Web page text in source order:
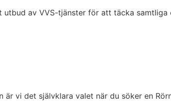
av VVS-tjänster för att täcka samtliga
vi det självklara valet när du söker en